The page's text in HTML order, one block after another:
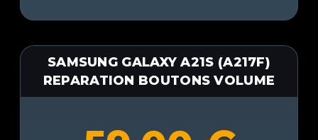
SAMSUNG GALAXY A21S (A217F)
REPARATION BOUTONS VOLUME